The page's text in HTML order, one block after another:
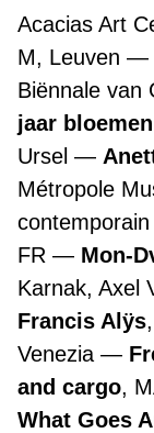
Acacias Art
M, Leuven
Biënnale van
jaar
Ursel
Métropole
FR
Mon-
Karnak, Axel
Francis Alÿs
Venezia
and cargo,
What Goes